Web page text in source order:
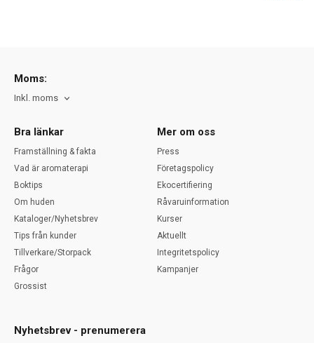
Moms:
Inkl. moms
Bra länkar
Framställning & fakta
Vad är aromaterapi
Boktips
Om huden
Kataloger/Nyhetsbrev
Tips från kunder
Tillverkare/Storpack
Frågor
Grossist
Mer om oss
Press
Företagspolicy
Ekocertifiering
Råvaruinformation
Kurser
Aktuellt
Integritetspolicy
Kampanjer
Nyhetsbrev - prenumerera